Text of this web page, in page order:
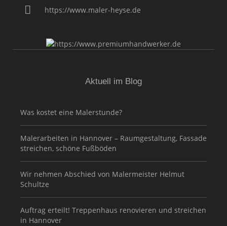
https://www.maler-heyse.de
Aktuell im Blog
Was kostet eine Malerstunde?
Malerarbeiten in Hannover – Raumgestaltung, Fassade
streichen, schöne Fußböden
Wir nehmen Abschied von Malermeister Helmut
Schultze
Auftrag erteilt! Treppenhaus renovieren und streichen
in Hannover